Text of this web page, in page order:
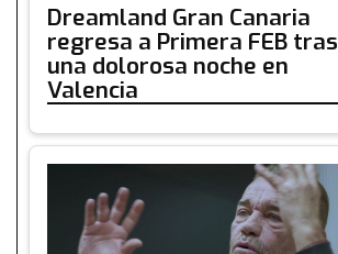
Dreamland Gran Canaria
regresa a Primera FEB tras
una dolorosa noche en
Valencia